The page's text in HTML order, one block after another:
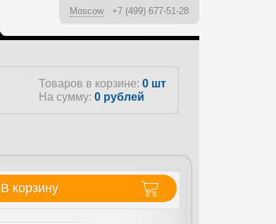
Moscow +7 (499) 677-51-28
Товаров в корзине: 0 шт
На сумму: 0 рублей
В корзину